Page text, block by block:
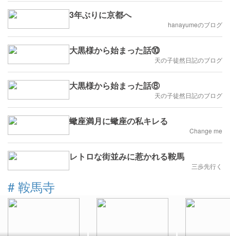
3年ぶりに京都へ
hanayumeのブログ
大黒様から始まった話⑩
天の子徒然日記のブログ
大黒様から始まった話⑧
天の子徒然日記のブログ
蠍座満月に蠍座の私キレる
Change me
レトロな街並みに惹かれる鞍馬
三歩先行く
# 鞍馬寺